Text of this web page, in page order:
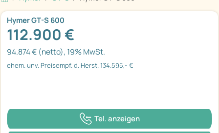
Hymer GT-S 600
112.900 €
94.874 € (netto), 19% MwSt.
ehem. unv. Preisempf. d. Herst. 134.595,- €
Tel. anzeigen